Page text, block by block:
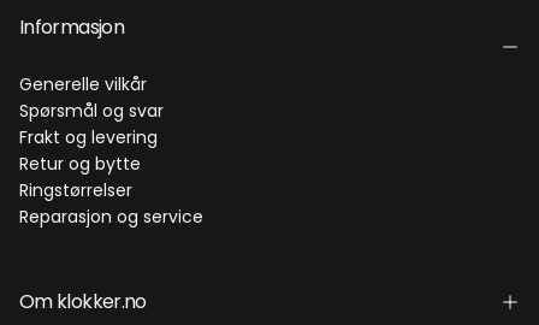
Informasjon
Generelle vilkår
Spørsmål og svar
Frakt og levering
Retur og bytte
Ringstørrelser
Reparasjon og service
Om klokker.no